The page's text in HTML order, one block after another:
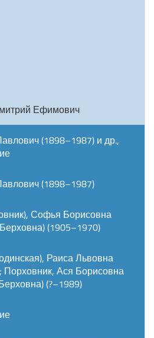
Ефимович
(1898–1987) и др.,
(1898–1987)
Софья Борисовна
(1905–1970)
Раиса Львовна
Порховник, Ася Борисовна
(?–1989)